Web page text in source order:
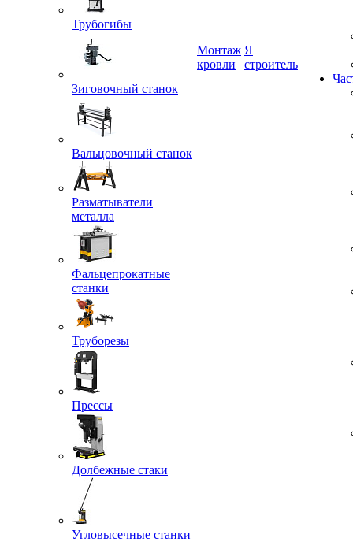
Трубогибы
Зиговочный станок
Вальцовочный станок
Разматыватели
металла
Фальцепрокатные
станки
Труборезы
Прессы
Долбежные стаки
Угловысечные станки